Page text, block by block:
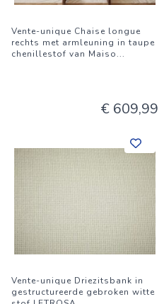
Vente-unique Chaise longue
rechts met armleuning in taupe
chenillestof van Maiso...
€ 609,99
Vente-unique Driezitsbank in
gestructureerde gebroken witte